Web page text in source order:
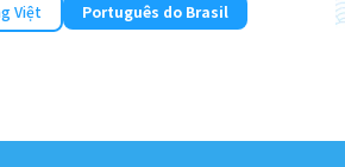
Việt
Português do Brasil